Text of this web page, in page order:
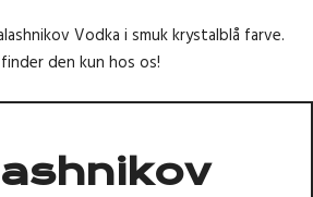
Vodka i smuk krystalblå farve.
den kun hos os!